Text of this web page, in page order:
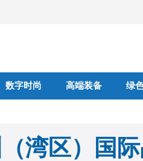
数字时尚 高端装备 绿
湾区）国